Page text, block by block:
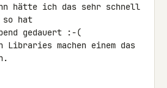
hätte ich das sehr schnell
so hat
gedauert :-(
machen einem das